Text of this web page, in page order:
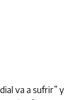
va a sufrir” y